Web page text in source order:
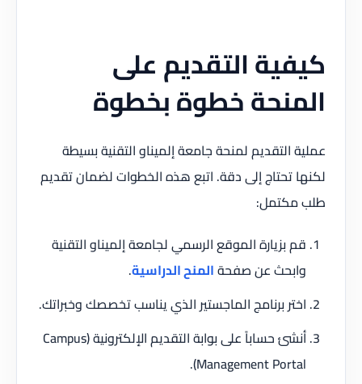
كيفية التقديم على
المنحة خطوة بخطوة
عملية التقديم لمنحة جامعة إلميناو التقنية بسيطة
لكنها تحتاج إلى دقة. اتبع هذه الخطوات لضمان تقديم
طلب مكتمل:
قم بزيارة الموقع الرسمي لجامعة إلميناو التقنية
وابحث عن صفحةالمنح الدراسية.
اختر برنامج الماجستير الذي يناسب تخصصك وخبراتك.
أنشئ حساباً على بوابة التقديم الإلكترونية (Campus
Management Portal).